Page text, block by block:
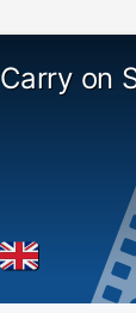
Carry on